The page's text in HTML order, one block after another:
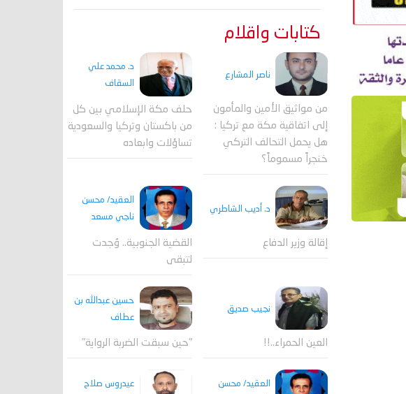
كتابات واقلام
ناصر المشارع
من مواثيق الأمين والمأمون
إلى اتفاقية مكة مع تركيا :
هل يحمل التحالف التركي
خنجراً مسموماً؟
د. محمد علي
السقاف
حلف مكة الإسلامي بين كل
من باكستان وتركيا والسعودية
تساؤلات وابعاده
د. أديب الشاطري
إقالة وزير الدفاع
العقيد/ محسن
ناجي مسعد
القضية الجنوبية.. وُجدت
لتبقى
نجيب صديق
العين الحمراء..!!
حسين عبدالله بن
عطاف
"حين سبقت الضربة الرواية"
العقيد/ محسن
عيدروس صلاح